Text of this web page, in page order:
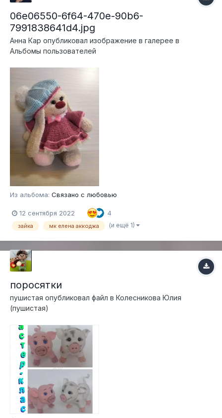
06e06550-6f64-470e-90b6-
7991838641d4.jpg
Анна Кар опубликовал изображение в галерее в
Альбомы пользователей
Из альбома: Связано с любовью
12 сентября 2022 4
зайка мк елена аккоджа (и ещё 1)
поросятки
пушистая опубликовал файл в Колесникова Юлия
(пушистая)